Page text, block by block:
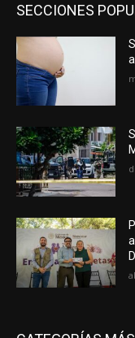
SECCIONES